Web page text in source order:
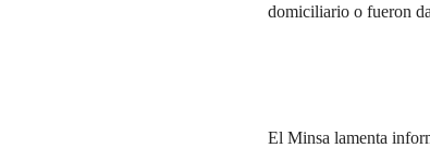
domiciliario o fueron
El Minsa lamenta